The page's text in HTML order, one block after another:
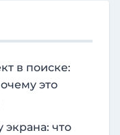
в поиске:
это
экрана: что